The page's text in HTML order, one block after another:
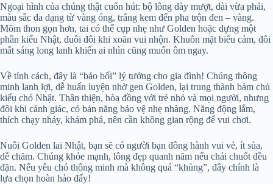
Ngoại hình của chúng thật cuốn hút: bộ lông dày mượt, dài vừa phải,
màu sắc đa dạng từ vàng óng, trắng kem đến pha trộn đen – vàng.
Mõm thon gọn hơn, tai có thể cụp nhẹ như Golden hoặc dựng một
phần kiểu Nhật, đuôi đôi khi xoăn vui nhộn. Khuôn mặt biểu cảm, đôi
mắt sáng long lanh khiến ai nhìn cũng muốn ôm ngay.
Về tính cách, đây là “bảo bối” lý tưởng cho gia đình! Chúng thông
minh lanh lợi, dễ huấn luyện nhờ gen Golden, lại trung thành bám chủ
kiểu chó Nhật. Thân thiện, hòa đồng với trẻ nhỏ và mọi người, nhưng
đôi khi cảnh giác, có bản năng bảo vệ nhẹ nhàng. Năng động lắm,
thích chạy nhảy, khám phá, nên cần không gian rộng để vui chơi.
Nuôi Golden lai Nhật, bạn sẽ có người bạn đồng hành vui vẻ, ít sủa,
dễ chăm. Chúng khỏe mạnh, lông đẹp quanh năm nếu chải chuốt đều
đặn. Nếu yêu chó thông minh mà không quá “khủng”, đây chính là
lựa chọn hoàn hảo đấy!